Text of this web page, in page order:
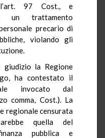
97 Cost., e
un trattamento
precario di
violando gli
la Regione
ha contestato il
invocato dal
comma, Cost.). La
regionale censurata
quella del
pubblica e